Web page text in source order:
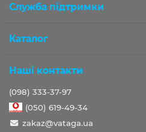
Служба підтримки
Каталог
Наші контакти
(098) 333-37-97
(050) 619-49-34
zakaz@vataga.ua